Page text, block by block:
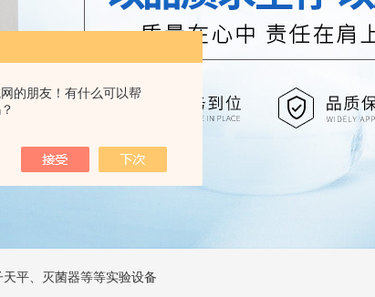
的朋友！有什么可以帮
平、灭菌器等等实验设备